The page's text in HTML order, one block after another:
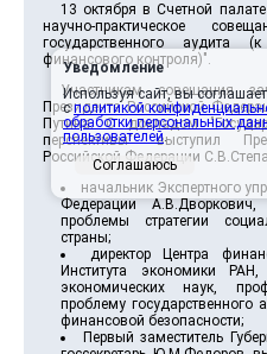
13 октября в Счетной
научно-практическое
государственного аудита
финансового контроля)".
Участникам совещания
Президента Российской
Путина. С докладом
перспективы" выступил
Российской Федерации
начальник Экспертного
Федерации А.В.Дворкович,
проблемы стратегии
страны;
директор Центра
Института экономики
экономических наук,
проблему государственного
финансовой безопасности;
Первый заместитель
Уведомление
Используя сайт, вы
сполитикой
обработки персональных
пользователей.
Соглашаюсь